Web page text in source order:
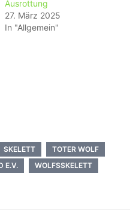
Ausrottung
27. März 2025
In "Allgemein"
SKELETT
TOTER WOLF
E.V.
WOLFSSKELETT